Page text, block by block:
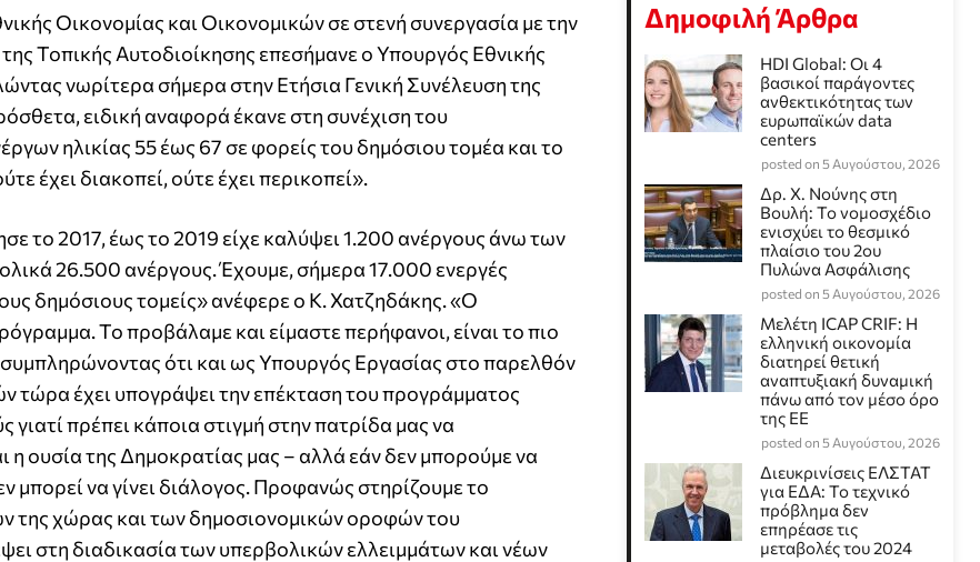
Οικονομίας και Οικονομικών σε στενή συνεργασία με την
Τοπικής Αυτοδιοίκησης επεσήμανε ο Υπουργός Εθνικής
νωρίτερα σήμερα στην Ετήσια Γενική Συνέλευση της
ειδική αναφορά έκανε στη συνέχιση του
ηλικίας 55 έως 67 σε φορείς του δημόσιου τομέα και το
έχει διακοπεί, ούτε έχει περικοπεί».
το 2017, έως το 2019 είχε καλύψει 1.200 ανέργους άνω των
26.500 ανέργους. Έχουμε, σήμερα 17.000 ενεργές
δημόσιους τομείς» ανέφερε ο Κ. Χατζηδάκης. «Ο
Το προβάλαμε και είμαστε περήφανοι, είναι το πιο
ότι και ως Υπουργός Εργασίας στο παρελθόν
τώρα έχει υπογράψει την επέκταση του προγράμματος
πρέπει κάποια στιγμή στην πατρίδα μας να
η ουσία της Δημοκρατίας μας – αλλά εάν δεν μπορούμε να
μπορεί να γίνει διάλογος. Προφανώς στηρίζουμε το
της χώρας και των δημοσιονομικών οροφών του
στη διαδικασία των υπερβολικών ελλειμμάτων και νέων
Δημοφιλή Άρθρα
HDI Global: Οι 4
βασικοί παράγοντες
ανθεκτικότητας των
ευρωπαϊκών data
centers
posted on 5 Αυγούστου, 2026
Δρ. Χ. Νούνης στη
Βουλή: Το νομοσχέδιο
ενισχύει το θεσμικό
πλαίσιο του 2ου
Πυλώνα Ασφάλισης
posted on 5 Αυγούστου, 2026
Μελέτη ICAP CRIF: Η
ελληνική οικονομία
διατηρεί θετική
αναπτυξιακή δυναμική
πάνω από τον μέσο όρο
της ΕΕ
posted on 5 Αυγούστου, 2026
Διευκρινίσεις ΕΛΣΤΑΤ
για ΕΔΑ: Το τεχνικό
πρόβλημα δεν
επηρέασε τις
μεταβολές του 2024